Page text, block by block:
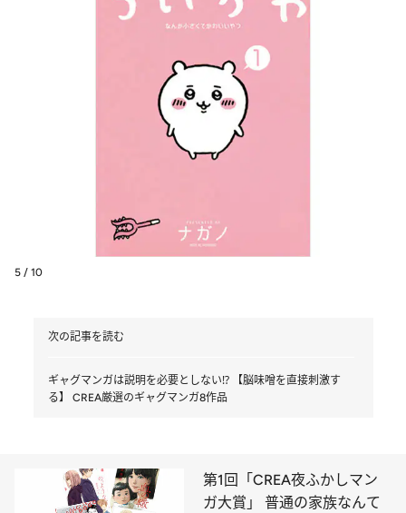
5 / 10
次の記事を読む
ギャグマンガは説明を必要としない⁉ 【脳味噌を直接刺激す
る】 CREA厳選のギャグマンガ8作品
第1回「CREA夜ふかしマン
ガ大賞」 普通の家族なんて